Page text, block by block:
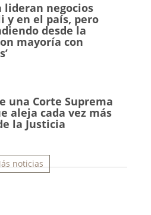
lideran negocios
y en el país, pero
desde la
mayoría con
una Corte Suprema
aleja cada vez más
la Justicia
noticias